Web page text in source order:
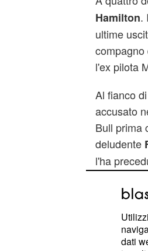
Hamilton.
ultime
l'ex pilota
Al fianco
accusato
Bull prima
deludente
l'ha
dati